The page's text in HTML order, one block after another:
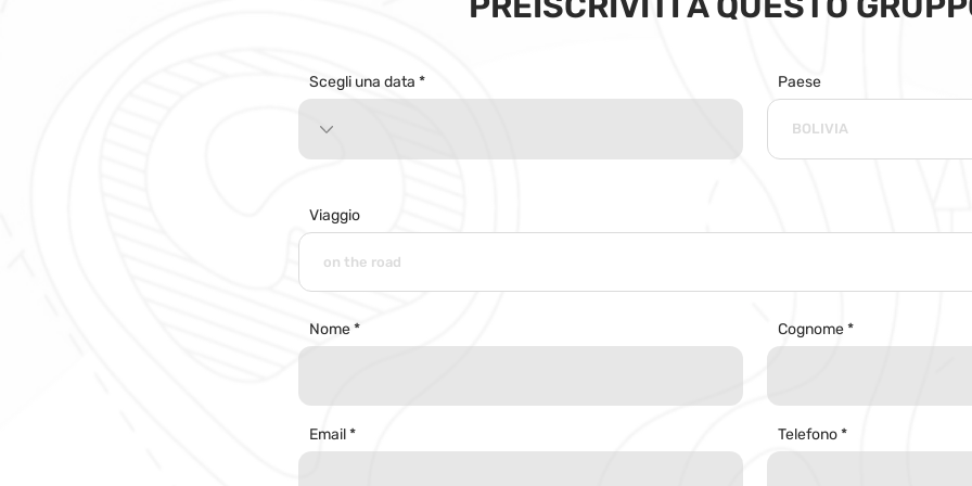
Scegli una data Paese
Viaggio
Nome Cognome
Email Telefono